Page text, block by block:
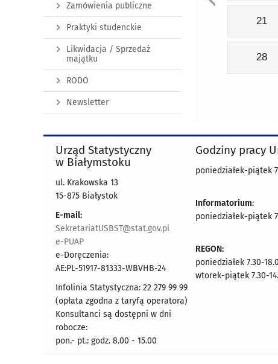
21
28
Zamówienia publiczne
Praktyki studenckie
Likwidacja / Sprzedaż
majątku
RODO
Newsletter
Urząd Statystyczny
w Białymstoku
ul. Krakowska 13
15-875 Białystok
E-mail:
SekretariatUSBST@stat.gov.pl
e-PUAP
e-Doręczenia:
AE:PL-51917-81333-WBVHB-24
Infolinia Statystyczna: 22 279 99 99
(opłata zgodna z taryfą operatora)
Konsultanci są dostępni w dni
robocze:
pon.- pt.: godz. 8.00 - 15.00
Godziny pracy
poniedziałek-piątek
Informatorium:
poniedziałek-piątek
REGON:
poniedziałek 7.30-
wtorek-piątek 7.30-